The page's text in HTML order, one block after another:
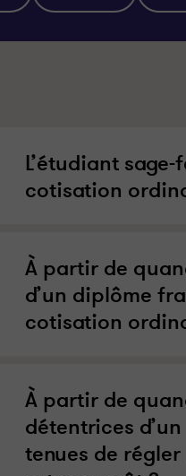
L’étudiant
cotisation
À partir de
d’un diplôme
cotisation
À partir de
détentrices
tenues de